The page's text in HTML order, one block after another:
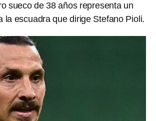
sueco de 38 años representa un
la escuadra que dirige Stefano Pioli.